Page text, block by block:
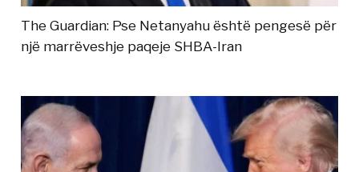
The Guardian: Pse Netanyahu është pengesë për
një marrëveshje paqeje SHBA-Iran